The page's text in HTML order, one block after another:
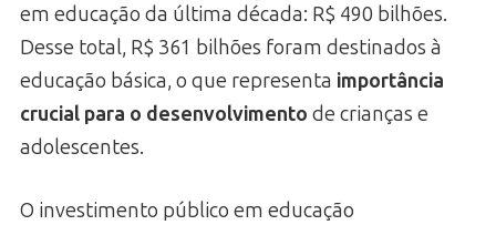
em educação da última década: R$ 490 bilhões.
Desse total, R$ 361 bilhões foram destinados à
educação básica, o que representa importância
crucial para o desenvolvimento de crianças e
adolescentes.
O investimento público em educação